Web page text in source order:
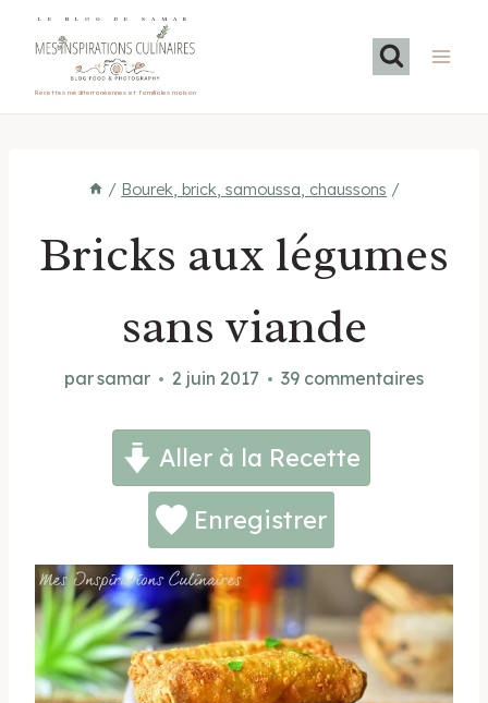
LE BLOG DE SAMAR
Recettes méditerranéennes et familiales maison
/ Bourek, brick, samoussa, chaussons /
Bricks aux légumes
sans viande
parsamar 2 juin 2017 39 commentaires
Aller à la Recette
Enregistrer